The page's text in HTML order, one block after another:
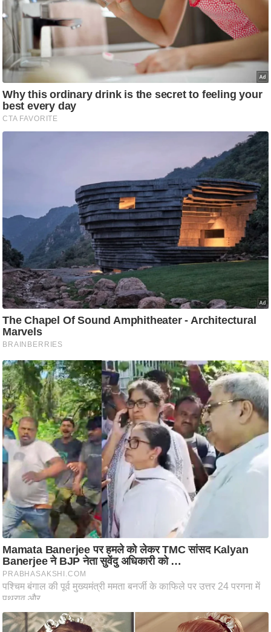
मि
स्तं
भ
ए
म
.
आ
र
.
य
र
स
मी
क्षा
ध
र्म
ज्यो
ति
ष
प्र
भु
म
हि
मा
/
ध
र्म
स्थ
ल
व्र
त
त्यो
र